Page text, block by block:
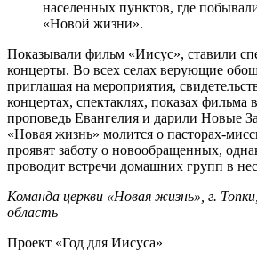
населенных пунктов, где
«Новой жизни».
Показывали фильм «Иисус», ставили
концерты. Во всех селах верующие
приглашая на мероприятия,
концертах, спектаклях, показах фильма
проповедь Евангелия и дарили Новые
«Новая жизнь» молится о пасторах-
проявят заботу о новообращенных,
проводит встречи домашних групп в
Команда церкви «Новая жизнь», г.
область
Проект «Год для Иисуса»